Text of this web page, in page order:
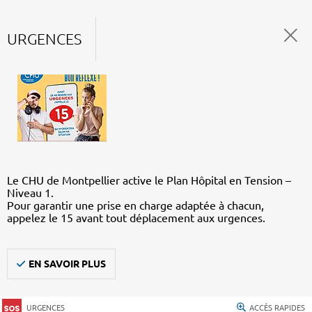
URGENCES
Le CHU de Montpellier active le Plan Hôpital en Tension –
Niveau 1.
Pour garantir une prise en charge adaptée à chacun,
appelez le 15 avant tout déplacement aux urgences.
EN SAVOIR PLUS
URGENCES ACCÈS RAPIDES